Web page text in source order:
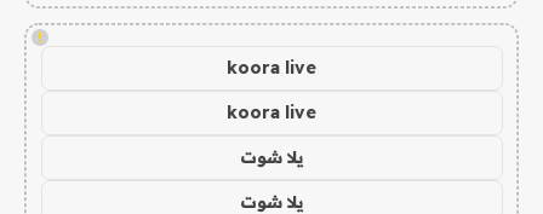
!
koora live
koora live
يلا شوت
يلا شوت